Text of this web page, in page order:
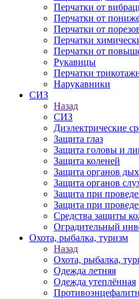
Перчатки от
Перчатки от
Перчатки от
Перчатки
Перчатки от
Рукавицы
Перчатки
Нарукавники
СИЗ
Назад
СИЗ
Диэлектрические
Защита глаз
Защита головы и
Защита коленей
Защита органов
Защита органов
Защита при
Защита при
Средства защиты
Оградительный
Охота, рыбалка, туризм
Назад
Охота, рыбалка,
Одежда летняя
Одежда утеплённая